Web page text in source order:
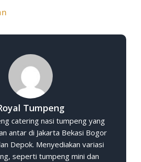
Tumpeng
catering nasi tumpeng yang
antar di Jakarta Bekasi Bogor
Depok. Menyediakan variasi
seperti tumpeng mini dan